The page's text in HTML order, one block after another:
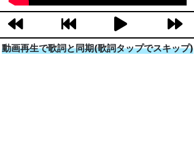
動画再生で歌詞と同期(歌詞タップでスキップ)